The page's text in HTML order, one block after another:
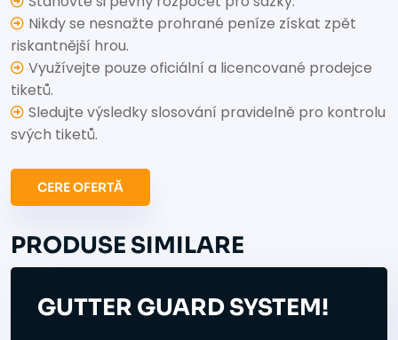
Nikdy se nesnažte prohrané peníze získat zpět
riskantnější hrou.
Využívejte pouze oficiální a licencované prodejce
tiketů.
Sledujte výsledky slosování pravidelně pro kontrolu
svých tiketů.
CERE OFERTĂ
PRODUSE SIMILARE
GUTTER GUARD SYSTEM!